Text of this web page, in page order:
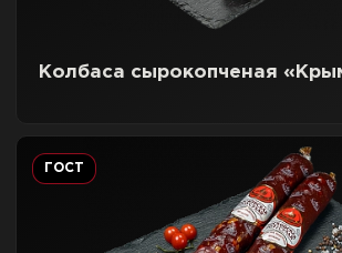
Колбаса сырокопченая
ГОСТ